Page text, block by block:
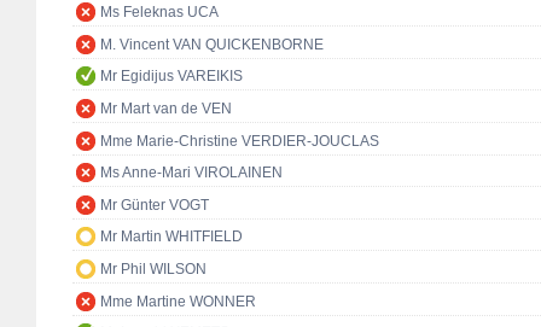
Ms Feleknas UCA
M. Vincent VAN QUICKENBORNE
Mr Egidijus VAREIKIS
Mr Mart van de VEN
Mme Marie-Christine VERDIER-JOUCLAS
Ms Anne-Mari VIROLAINEN
Mr Günter VOGT
Mr Martin WHITFIELD
Mr Phil WILSON
Mme Martine WONNER